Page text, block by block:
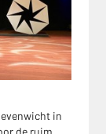
in
de ruim